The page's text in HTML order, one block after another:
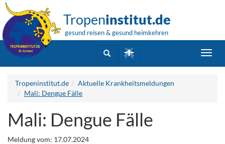
Tropeninstitut.de
gesund reisen & gesund heimkehren
Tropeninstitut.de
Aktuelle Krankheitsmeldungen
Mali: Dengue Fälle
Mali: Dengue Fälle
Meldung vom: 17.07.2024